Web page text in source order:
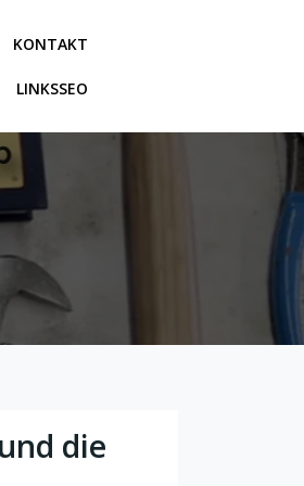
KONTAKT
LINKSSEO
die